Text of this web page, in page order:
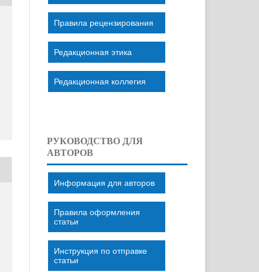
Правила рецензирования
Редакционная этика
Редакционная коллегия
РУКОВОДСТВО ДЛЯ
АВТОРОВ
Информация для авторов
Правила оформления
статьи
Инструкция по отправке
статьи